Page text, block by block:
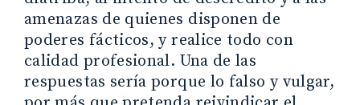
amenazas de quienes disponen de
poderes fácticos, y realice todo con
calidad profesional. Una de las
respuestas sería porque lo falso y vulgar,